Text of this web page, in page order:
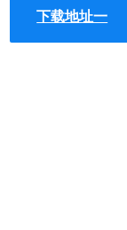
下载地址一